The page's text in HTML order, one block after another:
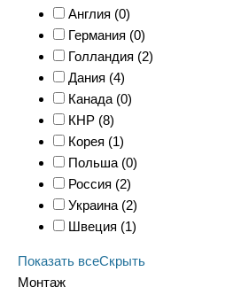
Англия (0)
Германия (0)
Голландия (2)
Дания (4)
Канада (0)
КНР (8)
Корея (1)
Польша (0)
Россия (2)
Украина (2)
Швеция (1)
Показать всеСкрыть
Монтаж